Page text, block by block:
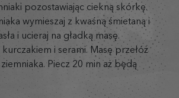
pozostawiając ciekną skórkę.
wymieszaj z kwaśną śmietaną i
i ucieraj na gładką masę.
i serami. Masę przełóż
Piecz 20 min aż będą